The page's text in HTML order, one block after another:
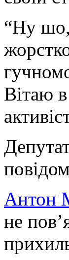
“Ну шо,
Вітаю
Антон
не